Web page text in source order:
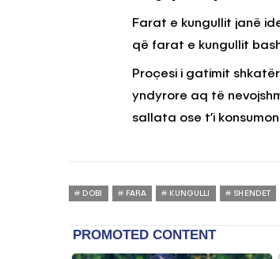
Farat e kungullit janë
që farat e kungullit
Proçesi i gatimit
yndyrore aq të
sallata ose t’i
DOBI FARA KUNGULLI SHENDET